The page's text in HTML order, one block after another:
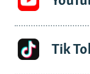
Tik